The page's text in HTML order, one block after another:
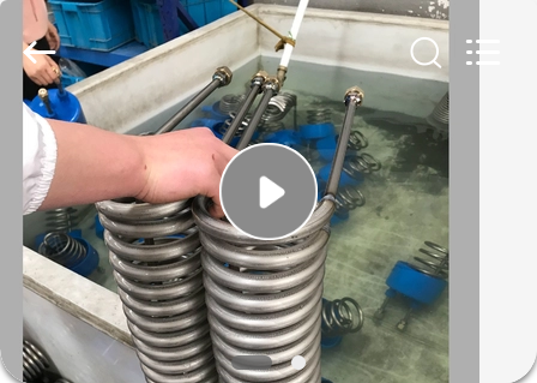
घर
उत्पादों
हमारे
बारे
में
Changzhou
Aidear
Refrigeration
Technology
Ltd..
Rights
Reserved.